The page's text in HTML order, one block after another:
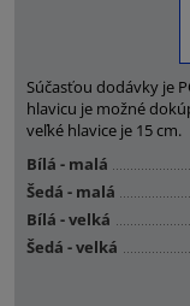
Súčasťou dodávky je
hlavicu je možné
veľké hlavice je 15 cm.
Bílá - malá
Šedá - malá
Bílá - velká
Šedá - velká